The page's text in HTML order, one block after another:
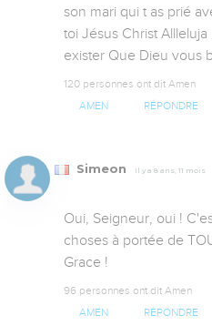
son mari qui t as prié
toi Jésus Christ
exister Que Dieu vous
120 personnes ont dit Amen
AMEN RÉPONDRE
Simeon Il y a 8 ans, 11 mois
Oui, Seigneur, oui !
choses à portée de
Grace !
96 personnes ont dit Amen
AMEN RÉPONDRE